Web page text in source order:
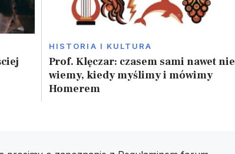
HISTORIA I KULTURA
Prof. Klęczar: czasem sami nawet nie
wiemy, kiedy myślimy i mówimy
Homerem